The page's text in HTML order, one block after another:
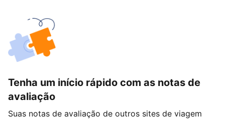
Tenha um início rápido com as notas de
avaliação
Suas notas de avaliação de outros sites de viagem